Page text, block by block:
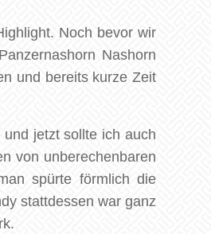
Noch bevor wir
Nashorn
und bereits kurze Zeit
jetzt sollte ich auch
von unberechenbaren
spürte förmlich die
stattdessen war ganz